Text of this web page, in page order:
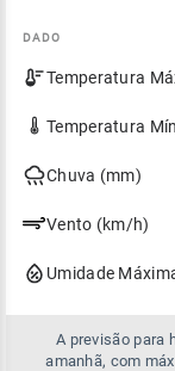
Comparativo
entre
previsão
hoje
DADO
Temperatura
Temperatura
Chuva (mm)
Vento (km/h)
Umidade
A previsão para
amanhã, com